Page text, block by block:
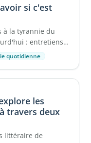
si c'est
à la tyrannie du
: entretiens
quotidienne
les
travers deux
littéraire de